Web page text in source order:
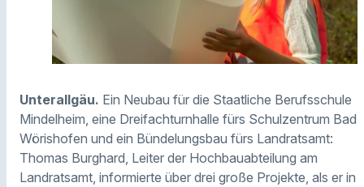
Unterallgäu. Ein Neubau für die Staatliche Berufsschule
Mindelheim, eine Dreifachturnhalle fürs Schulzentrum Bad
Wörishofen und ein Bündelungsbau fürs Landratsamt:
Thomas Burghard, Leiter der Hochbauabteilung am
Landratsamt, informierte über drei große Projekte, als er in